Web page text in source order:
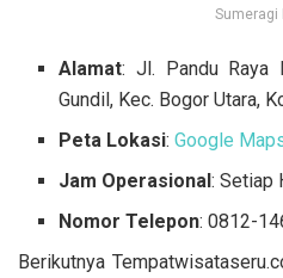
Sumeragi
Alamat: Jl. Pandu Raya
Gundil, Kec. Bogor Utara,
Peta Lokasi:Google
Jam Operasional: Setiap
Nomor Telepon:0812-
Berikutnya